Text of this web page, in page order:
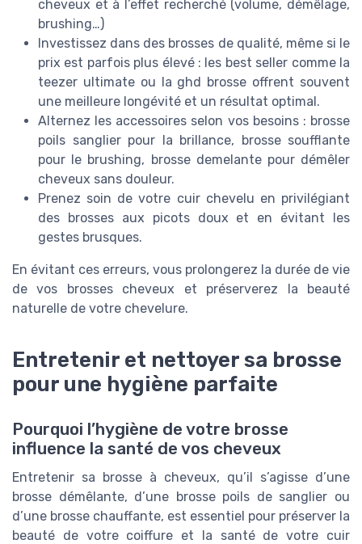
cheveux et à l’effet recherché (volume, démêlage,
brushing…)
Investissez dans des brosses de qualité, même si le
prix est parfois plus élevé : les best seller comme la
teezer ultimate ou la ghd brosse offrent souvent
une meilleure longévité et un résultat optimal.
Alternez les accessoires selon vos besoins : brosse
poils sanglier pour la brillance, brosse soufflante
pour le brushing, brosse demelante pour démêler
cheveux sans douleur.
Prenez soin de votre cuir chevelu en privilégiant
des brosses aux picots doux et en évitant les
gestes brusques.
En évitant ces erreurs, vous prolongerez la durée de vie
de vos brosses cheveux et préserverez la beauté
naturelle de votre chevelure.
Entretenir et nettoyer sa brosse
pour une hygiène parfaite
Pourquoi l’hygiène de votre brosse
influence la santé de vos cheveux
Entretenir sa brosse à cheveux, qu’il s’agisse d’une
brosse démêlante, d’une brosse poils de sanglier ou
d’une brosse chauffante, est essentiel pour préserver la
beauté de votre coiffure et la santé de votre cuir